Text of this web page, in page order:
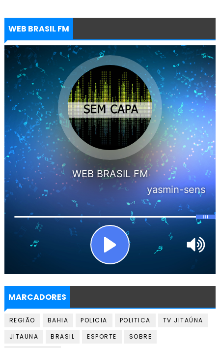
WEB BRASIL FM
MARCADORES
REGIÃO BAHIA POLICIA POLITICA
TV JITAÚNA
JITAUNA
BRASIL ESPORTE
SOBRE